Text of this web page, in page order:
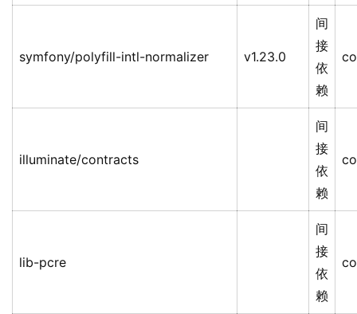
symfony/polyfill-intl-normalizer v1.23.0
间
接
依
赖
illuminate/contracts
间
接
依
赖
lib-pcre
间
接
依
赖